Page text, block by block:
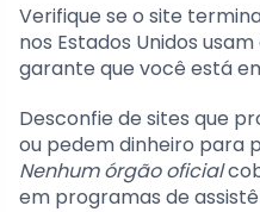
Verifique se o site
nos Estados Unidos
garante que você está
Desconfie de sites que
ou pedem dinheiro para
Nenhum órgão oficial
em programas de